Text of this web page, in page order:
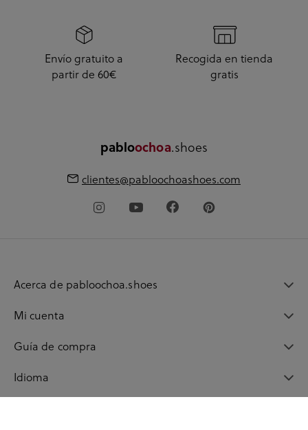
Envío gratuito a
partir de 60€
Recogida en tienda
gratis
pabloochoa.shoes
clientes@pabloochoashoes.com
Acerca de pabloochoa.shoes
Mi cuenta
Guía de compra
Idioma